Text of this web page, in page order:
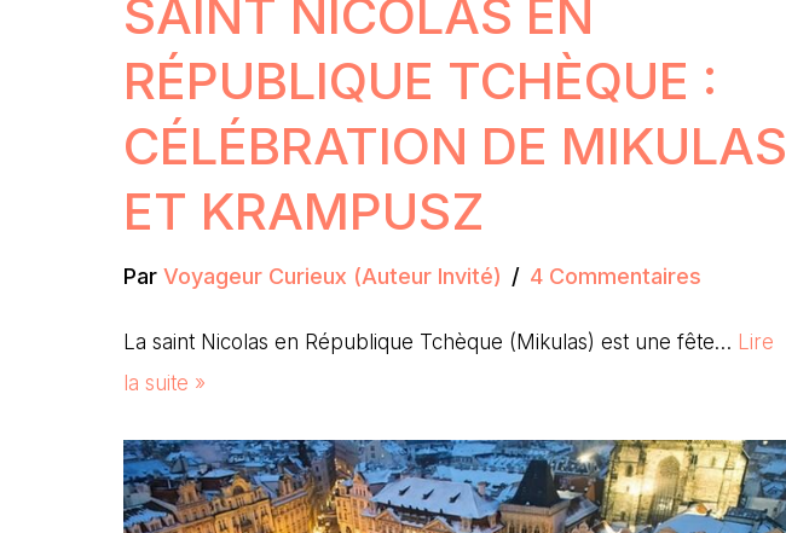
SAINT NICOLAS EN
RÉPUBLIQUE TCHÈQUE :
CÉLÉBRATION DE MIKULAS
ET KRAMPUSZ
Par Voyageur Curieux (Auteur Invité) 4 Commentaires
La saint Nicolas en République Tchèque (Mikulas) est une fête… Lire
la suite »